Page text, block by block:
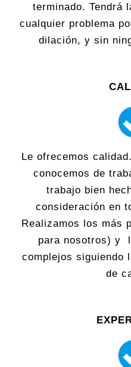
terminado. Tendrá
cualquier problema
dilación, y sin
Le ofrecemos
conocemos de
trabajo bien
consideración en
Realizamos los más
para nosotros) y
complejos siguiendo
de